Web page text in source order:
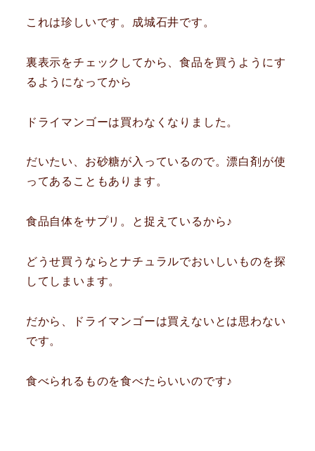
これは珍しいです。成城石井です。
裏表示をチェックしてから、食品を買うようにす
るようになってから
ドライマンゴーは買わなくなりました。
だいたい、お砂糖が入っているので。漂白剤が使
ってあることもあります。
食品自体をサプリ。と捉えているから♪
どうせ買うならとナチュラルでおいしいものを探
してしまいます。
だから、ドライマンゴーは買えないとは思わない
です。
食べられるものを食べたらいいのです♪